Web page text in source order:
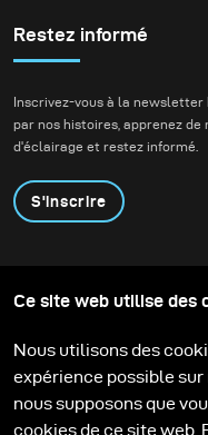
Restez informé
Inscrivez-vous à la
par nos histoires, apprenez
d'éclairage et restez informé.
S'inscrire
Contactez-nous
Support
Media Center
Ce site web utilise des
Nous utilisons des
expérience possible sur
nous supposons que
cookies de ce site web.